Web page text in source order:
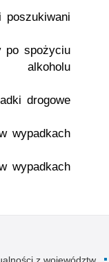
poszukiwani
po spożyciu
alkoholu
drogowe
wypadkach
wypadkach